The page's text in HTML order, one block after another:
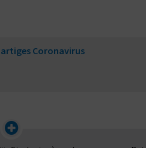
Coronavirus